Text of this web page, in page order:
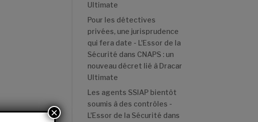
Ultimate
Pour les détectives
privées, une jurisprudence
qui fera date - L'Essor de la
Sécurité dans CNAPS : un
nouveau décret lié à Dracar
Ultimate
Les agents SSIAP bientôt
soumis à des contrôles -
L'Essor de la Sécurité dans
×